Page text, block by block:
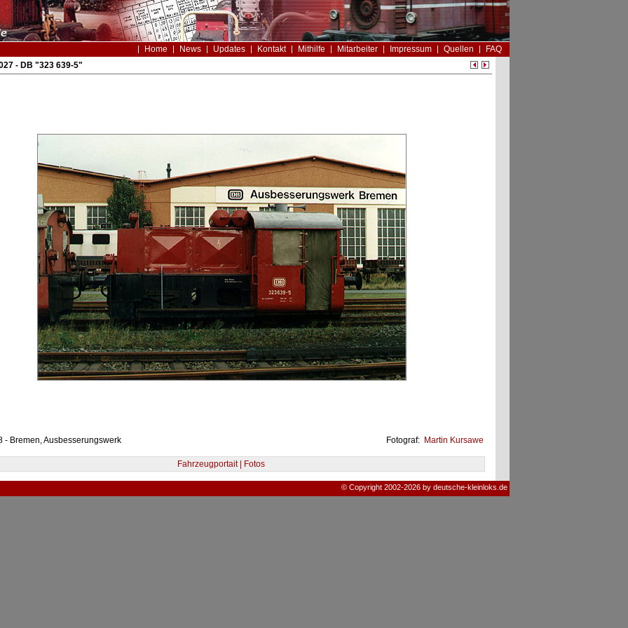
Home News Updates Kontakt Mithilfe Mitarbeiter Impressum Quellen
FAQ
- DB "323 639-5"
- Bremen, Ausbesserungswerk Fotograf: Martin Kursawe
Fahrzeugportait | Fotos
© Copyright 2002-2026 by deutsche-kleinloks.de